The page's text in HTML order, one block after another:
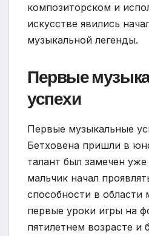
композиторском и
искусстве явились
музыкальной легенды.
Первые
успехи
Первые музыкальные
Бетховена пришли в
талант был замечен
мальчик начал
способности в области
первые уроки игры на
пятилетнем возрасте и